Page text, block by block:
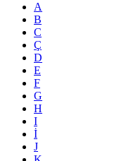
A
B
C
Ç
D
E
F
G
H
I
İ
J